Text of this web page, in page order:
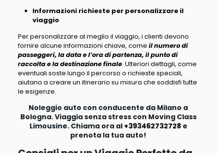
Informazioni richieste per personalizzare il
viaggio
Per personalizzare al meglio il viaggio, i clienti devono
fornire alcune informazioni chiave, come il numero di
passeggeri, la data e l’ora di partenza, il punto di
raccolta e la destinazione finale. Ulteriori dettagli, come
eventuali soste lungo il percorso o richieste speciali,
aiutano a creare un itinerario su misura che soddisfi tutte
le esigenze.
Noleggio auto con conducente da Milano a
Bologna. Viaggia senza stress con Moving Class
Limousine. Chiama ora al +393462732728 e
prenota la tua auto!